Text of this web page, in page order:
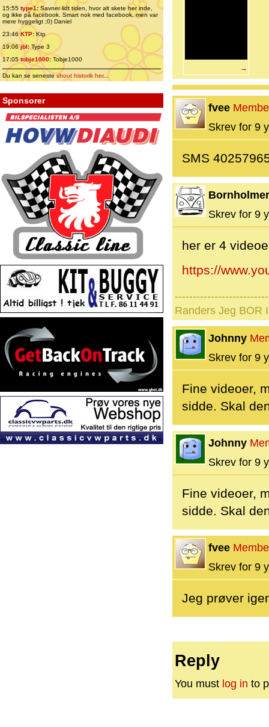
15:55 type1:Savner lidt tiden, hvor alt skete her inde,
og ikke på facebook. Smart nok med facebook, men var
mere hyggeligt ;0) Daniel
23:46 KTP:Ktp
19:06jbl:Type 3
17:05tobje1000: Tobje1000
Du kan se senesteshout historik her...
Sponsorer
→
fvee
Skrev for 9
SMS
Bornholmer
Skrev for 9
her er 4
https://
Randers Jeg BOR
Johnny
Skrev for 9
Fine videoer,
sidde. Skal
Johnny
Skrev for 9
Fine videoer,
sidde. Skal
fvee
Skrev for 9
Jeg prøver
Reply
You must log in to